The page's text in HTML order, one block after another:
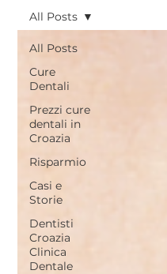
All Posts
Cure
Dentali
Prezzi cure
dentali in
Croazia
Risparmio
Casi e
Storie
Dentisti
Croazia
Clinica
Dentale
All Posts